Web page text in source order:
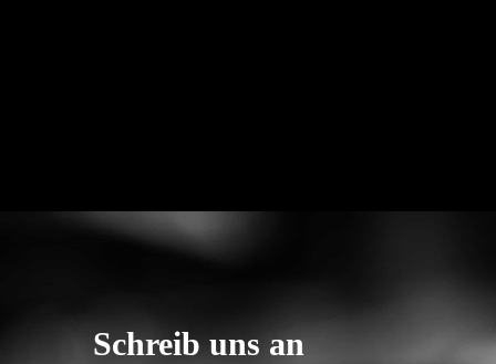
Schreib uns an